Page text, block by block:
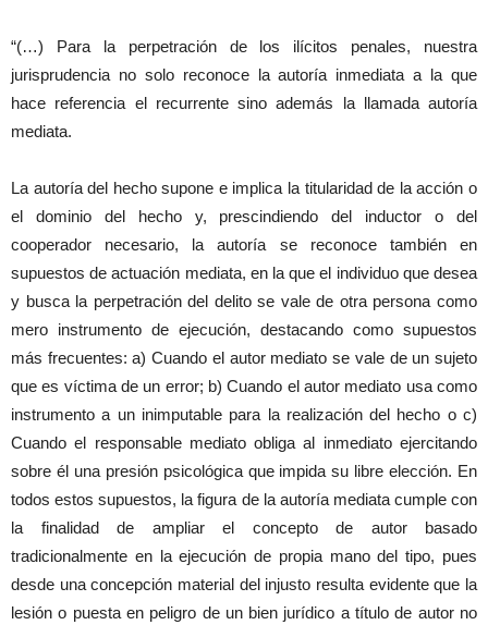
“(…) Para la perpetración de los ilícitos penales, nuestra
jurisprudencia no solo reconoce la autoría inmediata a la que
hace referencia el recurrente sino además la llamada autoría
mediata.
La autoría del hecho supone e implica la titularidad de la acción o
el dominio del hecho y, prescindiendo del inductor o del
cooperador necesario, la autoría se reconoce también en
supuestos de actuación mediata, en la que el individuo que desea
y busca la perpetración del delito se vale de otra persona como
mero instrumento de ejecución, destacando como supuestos
más frecuentes: a) Cuando el autor mediato se vale de un sujeto
que es víctima de un error; b) Cuando el autor mediato usa como
instrumento a un inimputable para la realización del hecho o c)
Cuando el responsable mediato obliga al inmediato ejercitando
sobre él una presión psicológica que impida su libre elección. En
todos estos supuestos, la figura de la autoría mediata cumple con
la finalidad de ampliar el concepto de autor basado
tradicionalmente en la ejecución de propia mano del tipo, pues
desde una concepción material del injusto resulta evidente que la
lesión o puesta en peligro de un bien jurídico a título de autor no